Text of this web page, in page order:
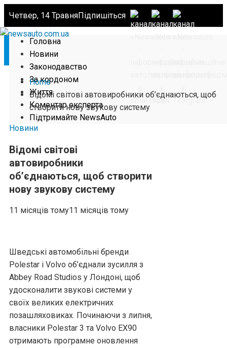
Четвер, 14 ТравняПідпишіться
Головна
Новини
Законодавство
За кордоном
Життя
Коментар експерта
Підтримайте NewsAuto
Home
Відомі світові автовиробники об’єднаються, щоб
створити нову звукову систему
Новини
Відомі світові
автовиробники
об’єднаються, щоб створити
нову звукову систему
11 місяців тому11 місяців тому
Шведські автомобільні бренди
Polestar і Volvo об’єднали зусилля з
Abbey Road Studios у Лондоні, щоб
удосконалити звукові системи у
своїх великих електричних
позашляховиках. Починаючи з липня,
власники Polestar 3 та Volvo EX90
отримають програмне оновлення